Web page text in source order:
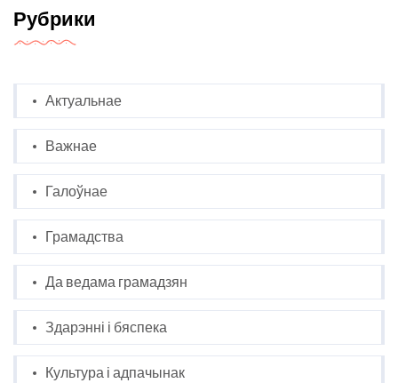
Рубрики
Актуальнае
Важнае
Галоўнае
Грамадства
Да ведама грамадзян
Здарэнні і бяспека
Культура і адпачынак